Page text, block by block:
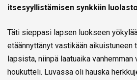
itsesyyllistämisen synkkiin
Täti sieppasi lapsen luokseen
etäännyttänyt vastikään aikuistuneen
lapsista, niinpä laatuaika
houkutteli. Luvassa oli hauska